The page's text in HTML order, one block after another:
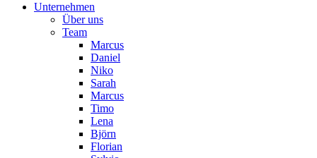
Unternehmen
Über uns
Team
Marcus
Daniel
Niko
Sarah
Marcus
Timo
Lena
Björn
Florian